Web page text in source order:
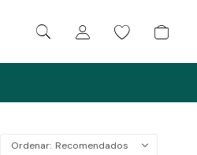
Recomendados